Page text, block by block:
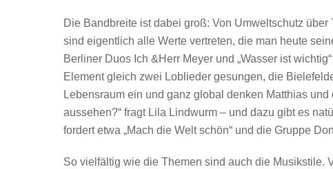
Die Bandbreite ist dabei groß: Von Umweltschutz
sind eigentlich alle Werte vertreten, die man heute
Berliner Duos Ich &Herr Meyer und „Wasser ist
Element gleich zwei Loblieder gesungen, die
Lebensraum ein und ganz global denken Matthias
aussehen?“ fragt Lila Lindwurm – und dazu gibt es
fordert etwa „Mach die Welt schön“ und die Gruppe
So vielfältig wie die Themen sind auch die Musikstile.